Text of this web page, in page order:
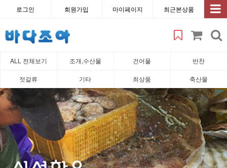
로그인 회원가입 마이페이지 최근본상품
ALL 전체보기 조개,수산물 건어물 반찬
젓갈류 기타 최상품 축산물